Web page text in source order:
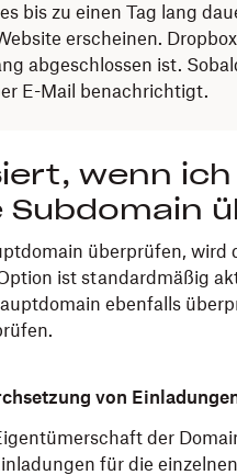
bis zu einen Tag lang
erscheinen.
abgeschlossen ist.
E-Mail benachrichtigt.
wenn
Subdomain
überprüfen, wird
ist standardmäßig
ebenfalls
von
der
für die